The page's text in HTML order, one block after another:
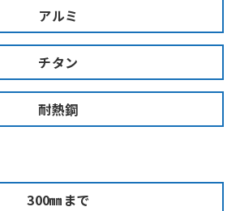
アルミ
チタン
耐熱鋼
300㎜まで